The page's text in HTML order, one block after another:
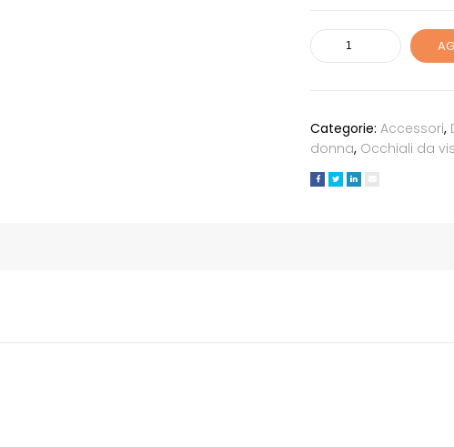
Occhiale
Sport
quantità
Categorie: Accessori,
donna, Occhiali da